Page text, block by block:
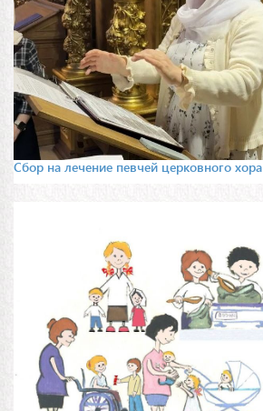
Сбор на лечение певчей церковного хора